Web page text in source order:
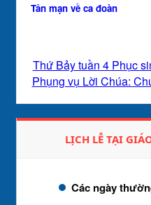
Tản mạn về ca đoàn
Thứ Bảy tuần 4 Phục
Phụng vụ Lời Chúa:
LỊCH LỄ TẠI
Các ngày